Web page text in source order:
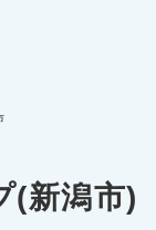
へ
(新潟市)